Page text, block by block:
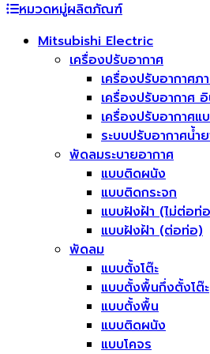
หมวดหมู่ผลิตภัณฑ์
Mitsubishi Electric
เครื่องปรับอากาศ
เครื่องปรับอากาศภ
เครื่องปรับอากาศ
เครื่องปรับอากาศ
ระบบปรับอากาศน้
พัดลมระบายอากาศ
แบบติดผนัง
แบบติดกระจก
แบบฝังฝ้า (ไม่ต่อท่
แบบฝังฝ้า (ต่อท่อ)
พัดลม
แบบตั้งโต๊ะ
แบบตั้งพื้นกึ่งตั้งโต๊ะ
แบบตั้งพื้น
แบบติดผนัง
แบบโคจร